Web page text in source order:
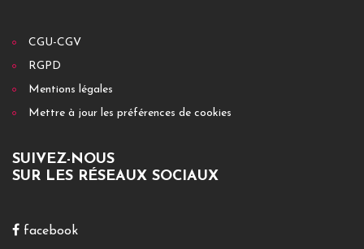
CGU-CGV
RGPD
Mentions légales
Mettre à jour les préférences de cookies
SUIVEZ-NOUS
SUR LES RÉSEAUX SOCIAUX
facebook